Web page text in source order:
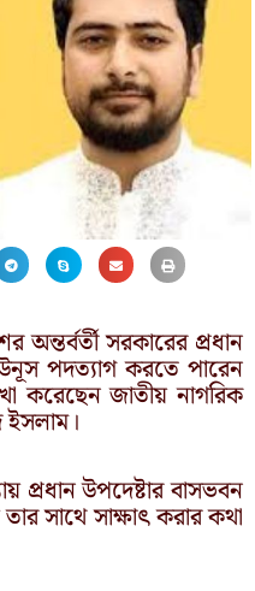
অন্তর্বর্তী সরকারের প্রধান
পদত্যাগ করতে পারেন
করেছেন জাতীয় নাগরিক
ইসলাম।
প্রধান উপদেষ্টার বাসভবন
সাথে সাক্ষাৎ করার কথা